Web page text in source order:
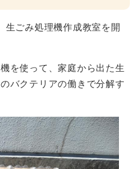
生ごみ処理機作成教室を開
を使って、家庭から出た生
バクテリアの働きで分解す